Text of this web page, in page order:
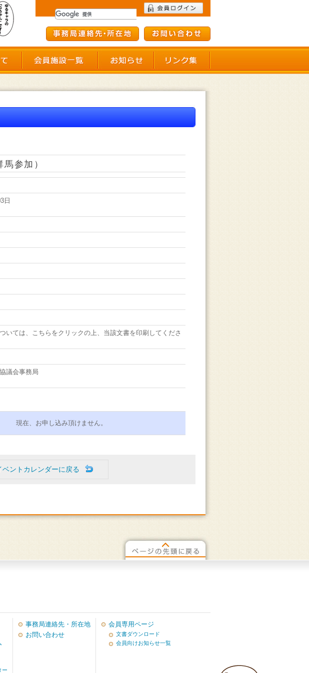
福祉施設協議会
施設のご利用について 会員施設一覧 お知らせ
参加）
日
ては、こちらをクリックの上、当該文書を印刷してくださ
議会事務局
現在、お申し込み頂けません。
ベントカレンダーに戻る
ー
事務局連絡先・所在地
お問い合わせ
会員専用ページ
文書ダウンロード
会員向けお知らせ一覧